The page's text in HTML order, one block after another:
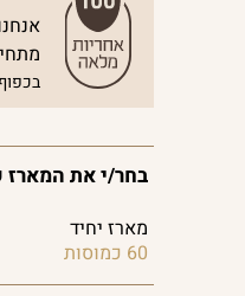
בחר/י את
מארז יחיד
60 כמוסות